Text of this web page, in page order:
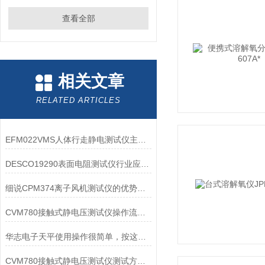
查看全部
相关文章
RELATED ARTICLES
细说CPM374离子风机测试仪的优势与局限性
CVM780接触式静电压测试仪操作流程和注意事项
华志电子天平使用操作很简单，按这些步骤来就行
CVM780接触式静电压测试仪测试方式，大家可以来此看看